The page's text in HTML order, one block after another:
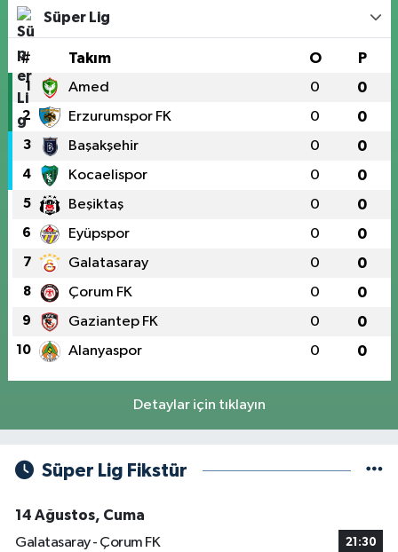
Süper Lig
# Takım O P
1 Amed 0 0
2 Erzurumspor FK 0 0
3 Başakşehir 0 0
4 Kocaelispor 0 0
5 Beşiktaş 0 0
6 Eyüpspor 0 0
7 Galatasaray 0 0
8 Çorum FK 0 0
9 Gaziantep FK 0 0
10 Alanyaspor 0 0
Detaylar için tıklayın
Süper Lig Fikstür
14 Ağustos, Cuma
Galatasaray - Çorum FK
21:30